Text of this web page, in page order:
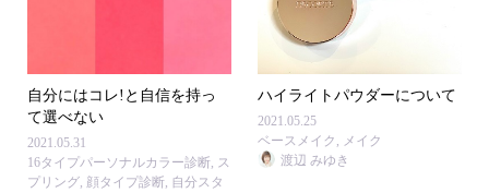
自分にはコレ!と自信を持っ
て選べない
2021.05.31
16タイプパーソナルカラー診断, ス
プリング, 顔タイプ診断, 自分スタ
ハイライトパウダーについて
2021.05.25
ベースメイク
メイク
渡辺 みゆき